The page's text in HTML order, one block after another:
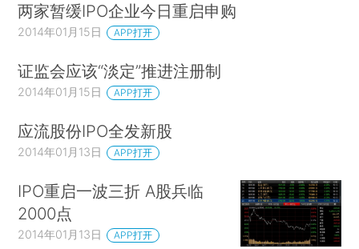
两家暂缓IPO企业今日重启申购
2014年01月15日 APP打开
证监会应该“淡定”推进注册制
2014年01月15日 APP打开
应流股份IPO全发新股
2014年01月13日 APP打开
IPO重启一波三折 A股兵临
2000点
2014年01月13日 APP打开